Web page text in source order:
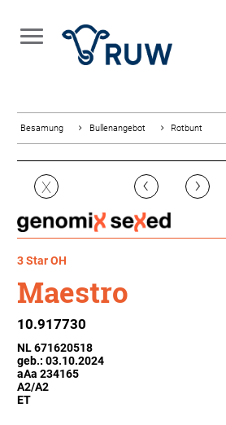
Besamung Bullenangebot Rotbunt
X ‹ ›
3 Star OH
Maestro
10.917730
NL 671620518
geb.: 03.10.2024
aAa 234165
A2/A2
ET